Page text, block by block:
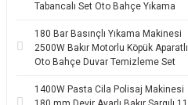
Tabancalı Set Oto Bahçe Yıkama
180 Bar Basınçlı Yıkama Makinesi
2500W Bakır Motorlu Köpük Aparatlı
Oto Bahçe Duvar Temizleme Set
1400W Pasta Cila Polisaj Makinesi